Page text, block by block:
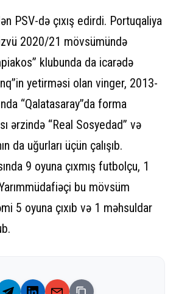
PSV-də çıxış edirdi. Portuqaliya
2020/21 mövsümündə
klubunda da icarədə
yetirməsi olan vinger, 2013-
“Qalatasaray”da forma
ərzində “Real Sosyedad” və
da uğurları üçün çalışıb.
9 oyuna çıxmış futbolçu, 1
bu mövsüm
5 oyuna çıxıb və 1 məhsuldar